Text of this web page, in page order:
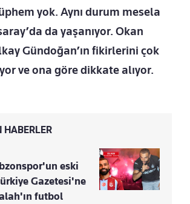
yok. Aynı durum mesela
da yaşanıyor. Okan
Gündoğan’ın fikirlerini çok
ve ona göre dikkate alıyor.
HABERLER
eski
Gazetesi'ne
futbol